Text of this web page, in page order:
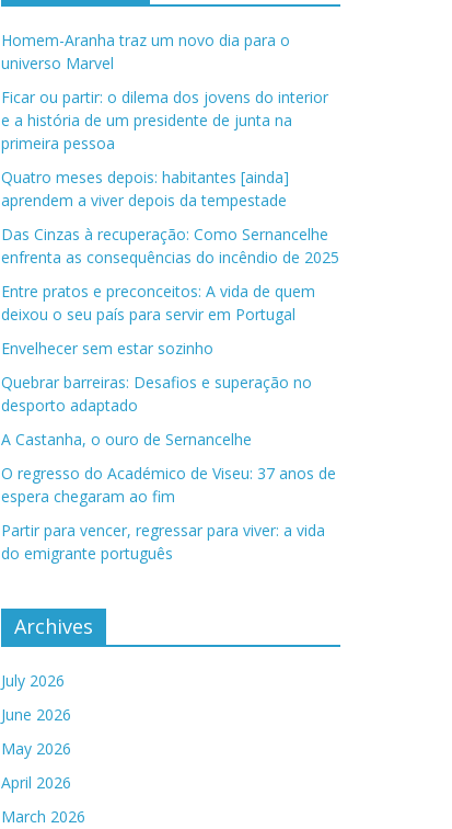
Homem-Aranha traz um novo dia para o
universo Marvel
Ficar ou partir: o dilema dos jovens do interior
e a história de um presidente de junta na
primeira pessoa
Quatro meses depois: habitantes [ainda]
aprendem a viver depois da tempestade
Das Cinzas à recuperação: Como Sernancelhe
enfrenta as consequências do incêndio de 2025
Entre pratos e preconceitos: A vida de quem
deixou o seu país para servir em Portugal
Envelhecer sem estar sozinho
Quebrar barreiras: Desafios e superação no
desporto adaptado
A Castanha, o ouro de Sernancelhe
O regresso do Académico de Viseu: 37 anos de
espera chegaram ao fim
Partir para vencer, regressar para viver: a vida
do emigrante português
Archives
July 2026
June 2026
May 2026
April 2026
March 2026